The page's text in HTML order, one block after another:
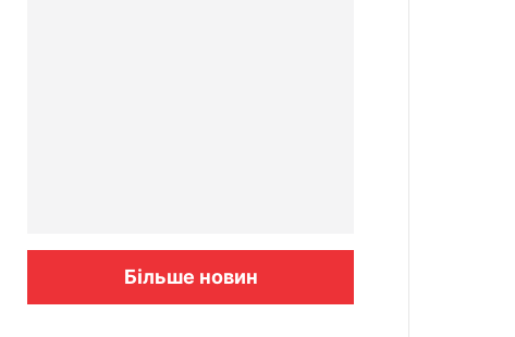
Більше новин